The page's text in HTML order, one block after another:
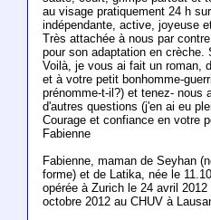
au visage pratiquement 24 h
indépendante, active, joyeuse
Très attachée à nous par
pour son adaptation en crèche.
Voilà, je vous ai fait un roman,
et à votre petit bonhomme-
prénomme-t-il?) et tenez- nous
d'autres questions (j'en ai eu
Courage et confiance en votre
Fabienne
Fabienne, maman de Seyhan
forme) et de Latika, née le
opérée à Zurich le 24 avril
octobre 2012 au CHUV à